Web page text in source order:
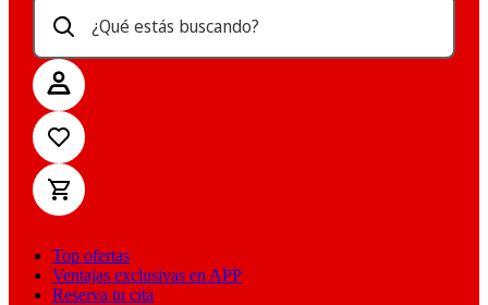
¿Qué estás buscando?
Top ofertas
Ventajas exclusivas en APP
Reserva tu cita